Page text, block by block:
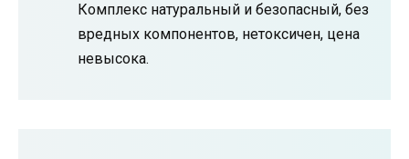
Комплекс натуральный и безопасный, без
вредных компонентов, нетоксичен, цена
невысока.